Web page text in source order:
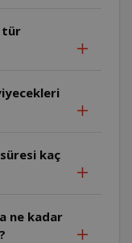
tür
kaç
ne kadar